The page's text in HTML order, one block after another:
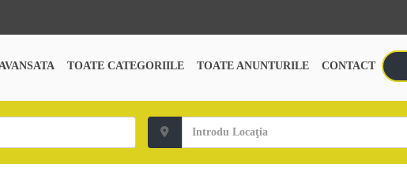
TOATE CATEGORIILE TOATE ANUNTURILE CONTACT